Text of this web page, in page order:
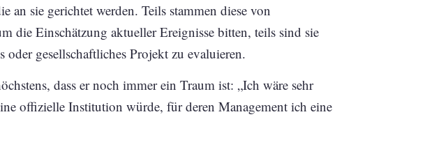
an sie gerichtet werden. Teils stammen diese von
die Einschätzung aktueller Ereignisse bitten, teils sind sie
gesellschaftliches Projekt zu evaluieren.
dass er noch immer ein Traum ist: „Ich wäre sehr
offizielle Institution würde, für deren Management ich eine